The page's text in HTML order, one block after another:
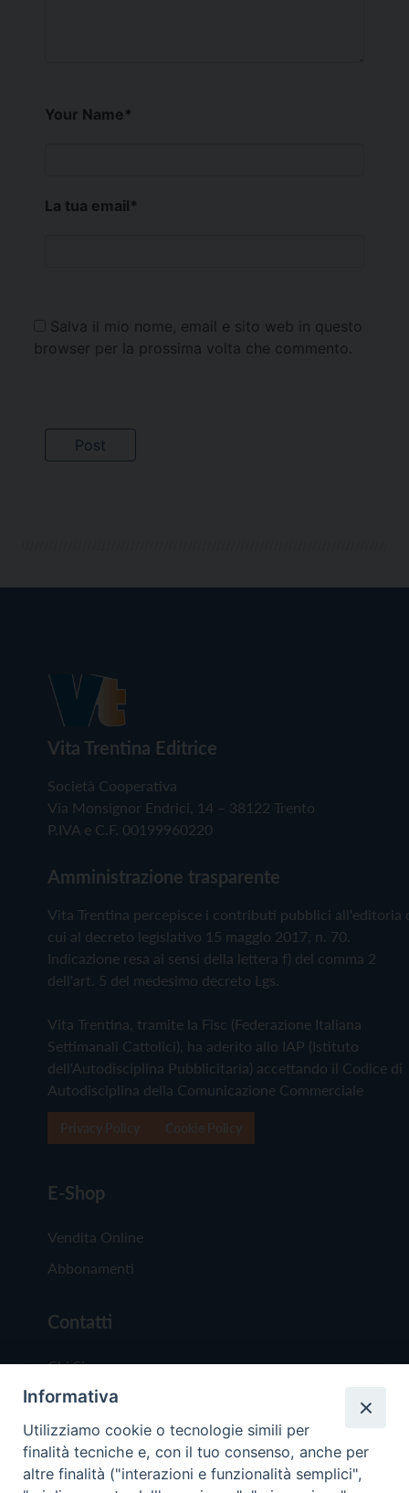
Your Name*
La tua email*
Salva il mio nome, email e sito web in questo
browser per la prossima volta che commento.
Vita Trentina Editrice
Società Cooperativa
Via Monsignor Endrici, 14 – 38122 Trento
P.IVA e C.F. 00199960220
Amministrazione trasparente
Vita Trentina percepisce i contributi pubblici all'editoria
cui al decreto legislativo 15 maggio 2017, n. 70.
Indicazione resa ai sensi della lettera f) del comma 2
dell'art. 5 del medesimo decreto Lgs.
Vita Trentina, tramite la Fisc (Federazione Italiana
Settimanali Cattolici), ha aderito allo IAP (Istituto
dell'Autodisciplina Pubblicitaria) accettando il Codice di
Autodisciplina della Comunicazione Commerciale
E-Shop
Vendita Online
Abbonamenti
Contatti
Chi Siamo
Redazione
Scrivici
Informativa
Utilizziamo cookie o tecnologie simili per
finalità tecniche e, con il tuo consenso, anche per
altre finalità ("interazioni e funzionalità semplici",